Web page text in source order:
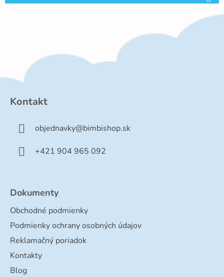
Kontakt
objednavky@bimbishop.sk
+421 904 965 092
Dokumenty
Obchodné podmienky
Podmienky ochrany osobných údajov
Reklamačný poriadok
Kontakty
Blog